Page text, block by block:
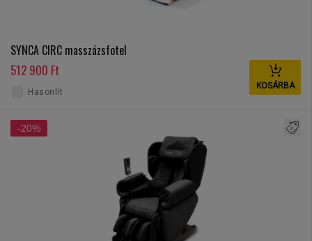
SYNCA CIRC masszázsfotel
512 900 Ft
KOSÁRBA
Hasonlít
-20%